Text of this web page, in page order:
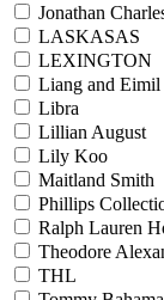
Jonathan
LASKASAS
LEXINGTON
Liang and Eimil
Libra
Lillian August
Lily Koo
Maitland Smith
Phillips
Ralph Lauren
Theodore
THL